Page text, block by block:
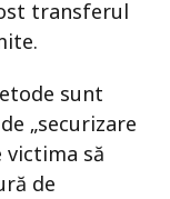
transferul
sunt
„securizare
victima să
de